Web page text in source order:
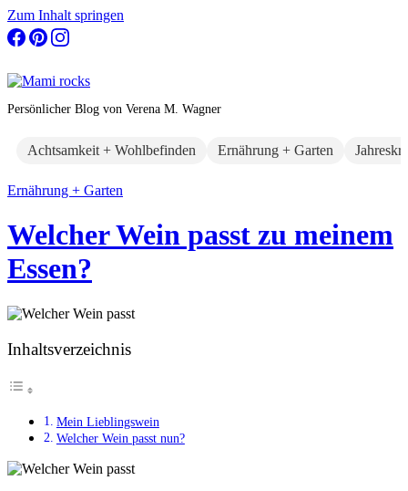
Zum Inhalt springen
Persönlicher Blog von Verena M. Wagner
Achtsamkeit + Wohlbefinden Ernährung + Garten
Ernährung + Garten
Welcher Wein passt zu meinem
Essen?
Inhaltsverzeichnis
Mein Lieblingswein
Welcher Wein passt nun?